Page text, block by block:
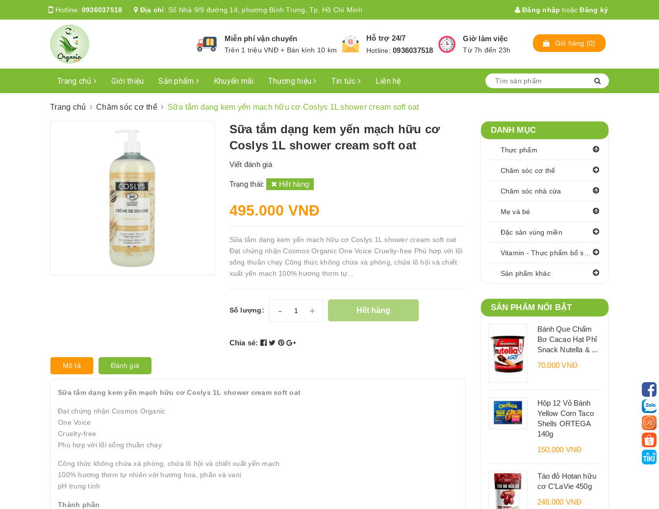
Hotline: 0936037518 Địa chỉ: Số Nhà 9/9 đường 14, phường Bình Trưng, Tp. Hồ Chí Minh Đăng nhập hoặc Đăng ký
Miễn phí vận chuyển
Trên 1 triệu VNĐ + Bán kính 10 km
Hỗ trợ 24/7
Hotline:0936037518
Giờ làm việc
Từ 7h đến 23h
Giỏ hàng (0)
Trang chủ Giới thiệu Sản phẩm Khuyến mãi Thương hiệu Tin tức Liên hệ
Trang chủ Chăm sóc cơ thể Sữa tắm dạng kem yến mạch hữu cơ Coslys 1L shower cream soft oat
Sữa tắm dạng kem yến mạch hữu cơ
Coslys 1L shower cream soft oat
Viết đánh giá
Trạng thái: Hết hàng
495.000 VNĐ
Sữa tắm dạng kem yến mạch hữu cơ Coslys 1L shower cream soft oat
Đạt chứng nhận Cosmos Organic One Voice Cruelty-free Phù hợp với lối
sống thuần chay Công thức không chứa xà phòng, chứa lô hội và chiết
xuất yến mạch 100% hương thơm tự...
Số lượng: - + Hết hàng
Chia sẻ:
Mô tả Đánh giá
Sữa tắm dạng kem yến mạch hữu cơ Coslys 1L shower cream soft oat
Đạt chứng nhận Cosmos Organic
One Voice
Cruelty-free
Phù hợp với lối sống thuần chay
Công thức không chứa xà phòng, chứa lô hội và chiết xuất yến mạch
100% hương thơm tự nhiên với hương hoa, phấn và vani
pH trung tính
Thành phần
DANH MỤC
Thực phẩm
Chăm sóc cơ thể
Chăm sóc nhà cửa
Mẹ và bé
Đặc sản vùng miền
Sản phẩm khác
SẢN PHẨM NỔI BẬT
Bánh Que Chấm
Bơ Cacao Hạt Phỉ
Snack Nutella & ...
70.000 VNĐ
Hộp 12 Vỏ Bánh
Yellow Corn Taco
Shells ORTEGA
140g
150.000 VNĐ
Táo đỏ Hotan hữu
cơ C'LaVie 450g
248.000 VNĐ